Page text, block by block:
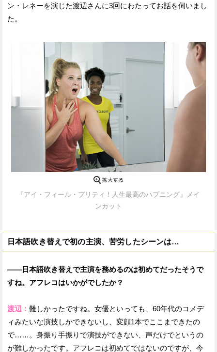
ン・レネーを演じた渡辺さんに3回にわたってお話を伺いまし
た。
『アイ・フィール・プリティ！人生最高のハプニング』メイ
ンカット
日本語吹き替えで初の主演、苦労したシーンは…
——日本語吹き替えで主演を務めるのは初めてだったそうで
すね。アフレコはいかがでしたか？
渡辺： 難しかったですね。女優といっても、60年代のコメデ
ィみたいな演技しかできないし、変顔1本でここまできたの
で……。身振り手振りで演技ができない、声だけでというの
が難しかったです。アフレコは初めてではないのですが、今